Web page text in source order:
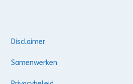
Disclaimer
Samenwerken